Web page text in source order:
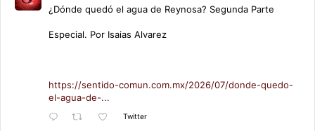
¿Dónde quedó el agua de Reynosa? Segunda Parte
Especial. Por Isaias Alvarez
https://sentido-comun.com.mx/2026/07/donde-quedo-
el-agua-de-...
Twitter